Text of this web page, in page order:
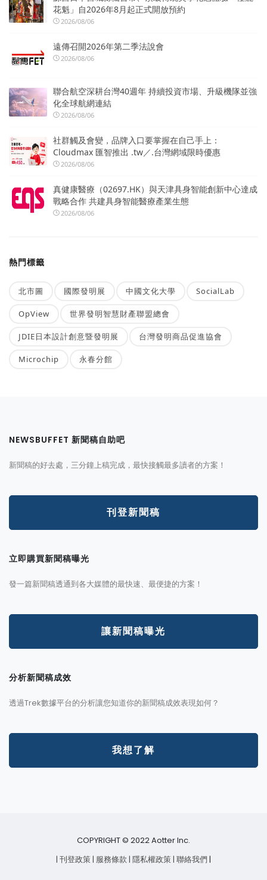
花魁」自2026年8月起正式開放預約
2026/08/06
遠傳召開2026年第二季法說會
2026/08/06
聯合航空深耕台灣40週年 持續投資市場、升級機隊並強
化全球航網連結
2026/08/06
社群觸及會變，品牌入口要掌握在自己手上：
Cloudmax 匯智推出 .tw／.台灣網域限時優惠
2026/08/06
真健康醫療（02697.HK）與天津具身智能創新中心達成
戰略合作 共建具身智能醫療產業生態
2026/08/06
熱門標籤
北市圖 國際發明展 中國文化大學 SocialLab
OpView 世界發明智慧財產聯盟總會
JDIE日本設計創意暨發明展 台灣發明商品促進協會
Microchip 永春分館
NEWSBUFFET 新聞稿自助吧
新聞稿的好去處，三分鐘上稿完成，最快接觸最多讀者的方案！
刊登新聞稿
立即購買新聞稿曝光
發一篇新聞稿透通到各大媒體的最快速、最便捷的方案！
讓新聞稿曝光
分析新聞稿成效
透過Trek數據平台的分析讓您知道你的新聞稿成效表現如何？
我想了解
COPYRIGHT © 2022 Aotter Inc.
| 刊登政策| 服務條款 | 隱私權政策| 聯絡我們 |